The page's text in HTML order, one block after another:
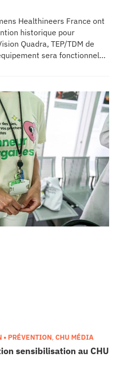
Healthineers France ont
historique pour
Quadra, TEP/TDM de
sera fonctionnel
de l’établissement.
de 9,5 millions
l’installation de
du pôle régional de
sensibilisation au CHU
PRÉVENTION, CHU MÉDIA